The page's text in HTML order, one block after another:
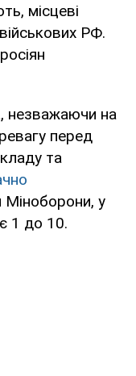
місцеві
РФ.
незважаючи на
перед
та
Міноборони, у
1 до 10.